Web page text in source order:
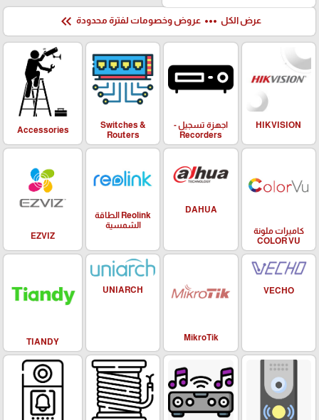
عرض الكل more_horiz عروض وخصومات لفترة محدودة keyboard_double_arrow_left
HIKVISION
اجهزة تسجيل -
Recorders
Switches &
Routers
Accessories
كاميرات ملونة
COLOR VU
DAHUA
Reolink الطاقة
الشمسية
EZVIZ
VECHO
MikroTik
UNIARCH
TIANDY